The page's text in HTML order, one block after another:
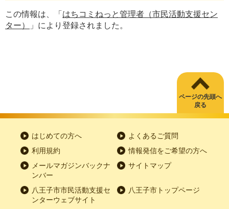
この情報は、「 はちコミねっと管理者（市民活動支援セン
ター）
」により登録されました。
ページの先頭へ
戻る
はじめての方へ
よくあるご質問
利用規約
情報発信をご希望の方へ
メールマガジンバックナ
ンバー
サイトマップ
八王子市市民活動支援セ
ンターウェブサイト
八王子市トップページ